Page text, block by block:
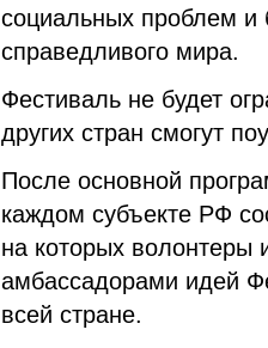
социальных проблем и
справедливого мира.
Фестиваль не будет
других стран смогут
После основной
каждом субъекте РФ
на которых волонтеры
амбассадорами идей
всей стране.